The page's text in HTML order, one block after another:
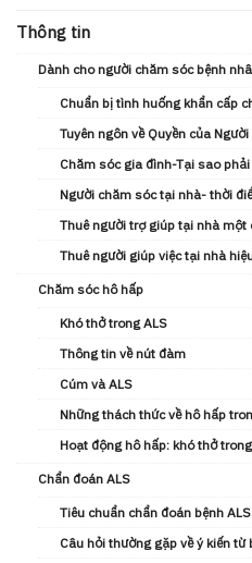
Thông tin
Dành cho người chăm sóc bệnh
Chuẩn bị tình huống khẩn cấp
Tuyên ngôn về Quyền của
Chăm sóc gia đình-Tại sao
Người chăm sóc tại nhà- thời
Thuê người trợ giúp tại nhà một
Thuê người giúp việc tại nhà
Chăm sóc hô hấp
Khó thở trong ALS
Thông tin về nút đàm
Cúm và ALS
Những thách thức về hô hấp
Hoạt động hô hấp: khó thở
Chẩn đoán ALS
Tiêu chuẩn chẩn đoán bệnh ALS
Câu hỏi thường gặp về ý kiến